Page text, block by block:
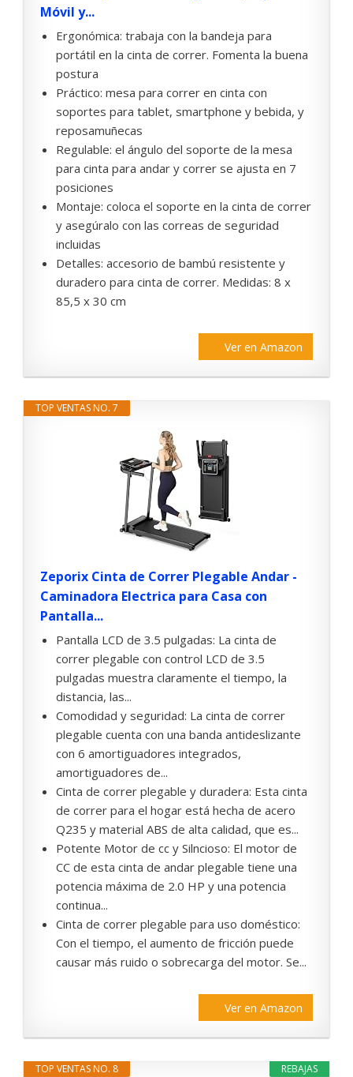
Móvil y...
Ergonómica: trabaja con la bandeja para
portátil en la cinta de correr. Fomenta la buena
postura
Práctico: mesa para correr en cinta con
soportes para tablet, smartphone y bebida, y
reposamuñecas
Regulable: el ángulo del soporte de la mesa
para cinta para andar y correr se ajusta en 7
posiciones
Montaje: coloca el soporte en la cinta de correr
y asegúralo con las correas de seguridad
incluidas
Detalles: accesorio de bambú resistente y
duradero para cinta de correr. Medidas: 8 x
85,5 x 30 cm
Ver en Amazon
TOP VENTAS NO. 7
Zeporix Cinta de Correr Plegable Andar -
Caminadora Electrica para Casa con
Pantalla...
Pantalla LCD de 3.5 pulgadas: La cinta de
correr plegable con control LCD de 3.5
pulgadas muestra claramente el tiempo, la
distancia, las...
Comodidad y seguridad: La cinta de correr
plegable cuenta con una banda antideslizante
con 6 amortiguadores integrados,
amortiguadores de...
Cinta de correr plegable y duradera: Esta cinta
de correr para el hogar está hecha de acero
Q235 y material ABS de alta calidad, que es...
Potente Motor de cc y Silncioso: El motor de
CC de esta cinta de andar plegable tiene una
potencia máxima de 2.0 HP y una potencia
continua...
Cinta de correr plegable para uso doméstico:
Con el tiempo, el aumento de fricción puede
causar más ruido o sobrecarga del motor. Se...
Ver en Amazon
REBAJAS
TOP VENTAS NO. 8